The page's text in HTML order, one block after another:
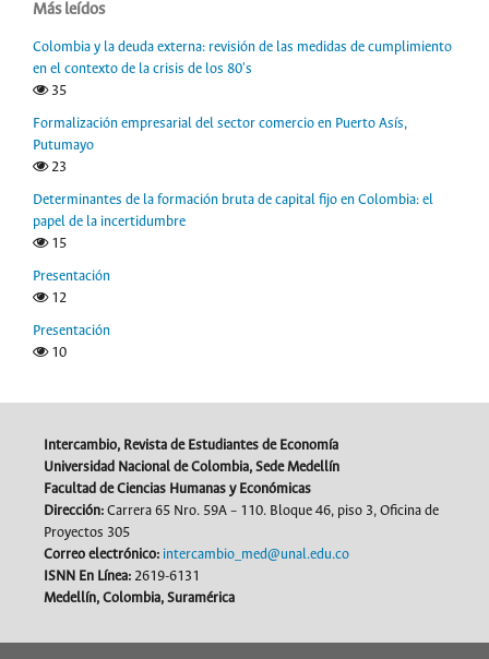
Más leídos
Colombia y la deuda externa: revisión de las medidas de cumplimiento
en el contexto de la crisis de los 80's
35
Formalización empresarial del sector comercio en Puerto Asís,
Putumayo
23
Determinantes de la formación bruta de capital fijo en Colombia: el
papel de la incertidumbre
15
Presentación
12
Presentación
10
Intercambio, Revista de Estudiantes de Economía
Universidad Nacional de Colombia, Sede Medellín
Facultad de Ciencias Humanas y Económicas
Dirección: Carrera 65 Nro. 59A – 110. Bloque 46, piso 3, Oficina de
Proyectos 305
Correo electrónico: intercambio_med@unal.edu.co
ISNN En Línea: 2619-6131
Medellín, Colombia, Suramérica